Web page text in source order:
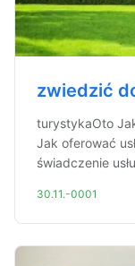
zwiedzić
turystykaOto
Jak oferować
świadczenie
30.11.-0001